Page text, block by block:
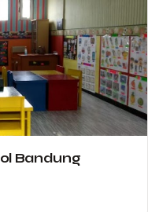
Bandung